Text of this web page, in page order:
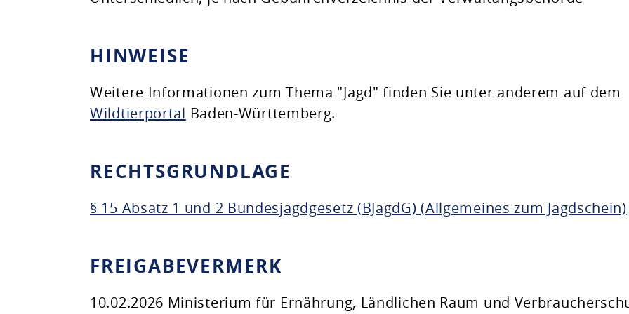
HINWEISE
Weitere Informationen zum Thema "Jagd" finden Sie unter anderem auf dem
Wildtierportal Baden-Württemberg.
RECHTSGRUNDLAGE
§ 15 Absatz 1 und 2 Bundesjagdgesetz (BJagdG) (Allgemeines zum Jagdschein)
FREIGABEVERMERK
10.02.2026 Ministerium für Ernährung, Ländlichen Raum und